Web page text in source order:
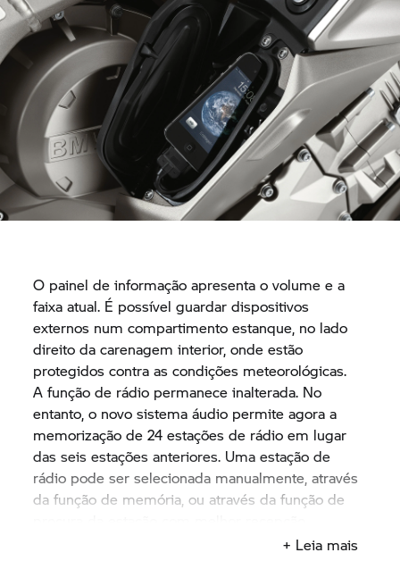
O painel de informação apresenta o volume e a
faixa atual. É possível guardar dispositivos
externos num compartimento estanque, no lado
direito da carenagem interior, onde estão
protegidos contra as condições meteorológicas.
A função de rádio permanece inalterada. No
entanto, o novo sistema áudio permite agora a
memorização de 24 estações de rádio em lugar
das seis estações anteriores. Uma estação de
rádio pode ser selecionada manualmente, através
da função de memória, ou através da função de
(autostore). O painel de informação apresenta a
+ Leia mais